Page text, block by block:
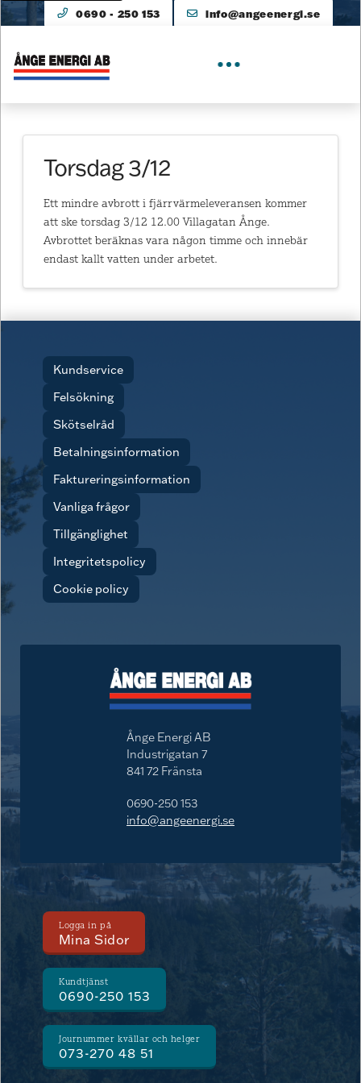
0690 - 250 153 info@angeenergi.se
Torsdag 3/12
Ett mindre avbrott i fjärrvärmeleveransen kommer
att ske torsdag 3/12 12.00 Villagatan Ånge.
Avbrottet beräknas vara någon timme och innebär
endast kallt vatten under arbetet.
Kundservice
Felsökning
Skötselråd
Betalningsinformation
Faktureringsinformation
Vanliga frågor
Tillgänglighet
Integritetspolicy
Cookie policy
Ånge Energi AB
Industrigatan 7
841 72 Fränsta
0690-250 153
info@angeenergi.se
Logga in på
Mina Sidor
Kundtjänst
0690-250 153
Journummer kvällar och helger
073-270 48 51